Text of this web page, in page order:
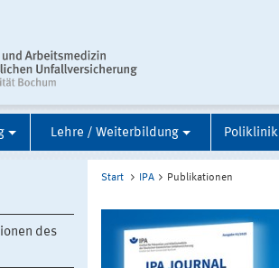
Lehre / Weiterbildung Poliklinik
des
Start IPA Publikationen